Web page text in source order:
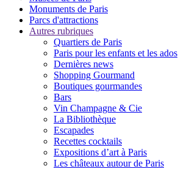
Monuments de Paris
Parcs d'attractions
Autres rubriques
Quartiers de Paris
Paris pour les enfants et les ados
Dernières news
Shopping Gourmand
Boutiques gourmandes
Bars
Vin Champagne & Cie
La Bibliothèque
Escapades
Recettes cocktails
Expositions d’art à Paris
Les châteaux autour de Paris